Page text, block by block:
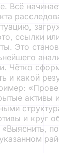
Всё
ссылки
Это
Чётко
и какой
активы
и круг